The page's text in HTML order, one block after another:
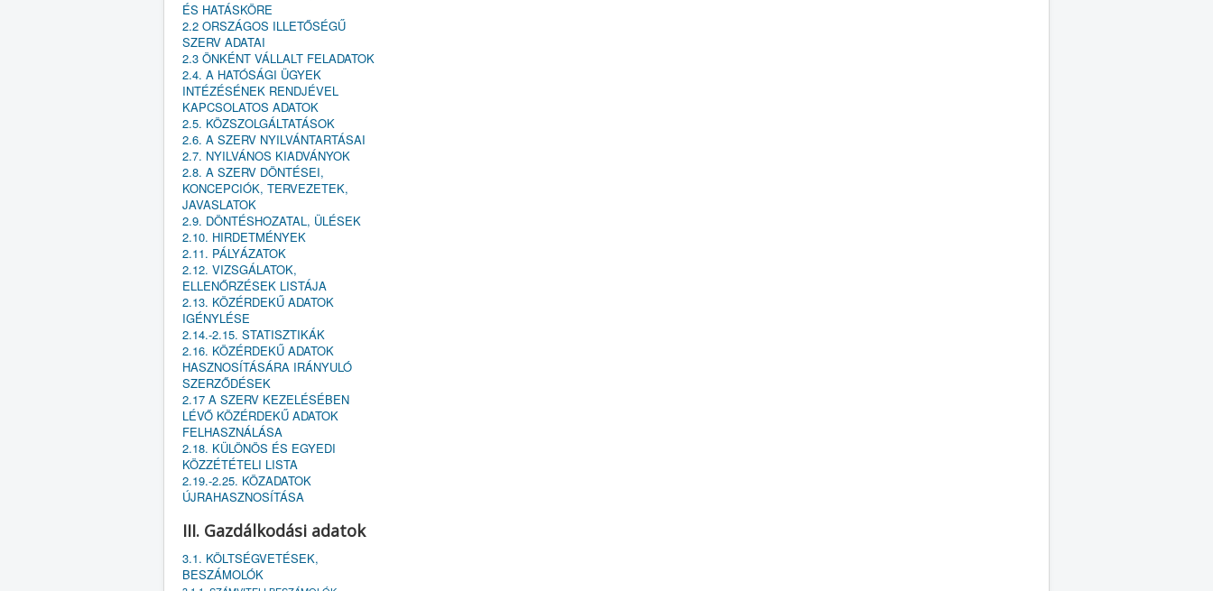
ÉS HATÁSKÖRE
2.2 ORSZÁGOS ILLETŐSÉGŰ
SZERV ADATAI
2.3 ÖNKÉNT VÁLLALT FELADATOK
2.4. A HATÓSÁGI ÜGYEK
INTÉZÉSÉNEK RENDJÉVEL
KAPCSOLATOS ADATOK
2.5. KÖZSZOLGÁLTATÁSOK
2.6. A SZERV NYILVÁNTARTÁSAI
2.7. NYILVÁNOS KIADVÁNYOK
2.8. A SZERV DÖNTÉSEI,
KONCEPCIÓK, TERVEZETEK,
JAVASLATOK
2.9. DÖNTÉSHOZATAL, ÜLÉSEK
2.10. HIRDETMÉNYEK
2.11. PÁLYÁZATOK
2.12. VIZSGÁLATOK,
ELLENŐRZÉSEK LISTÁJA
2.13. KÖZÉRDEKŰ ADATOK
IGÉNYLÉSE
2.14.-2.15. STATISZTIKÁK
2.16. KÖZÉRDEKŰ ADATOK
HASZNOSÍTÁSÁRA IRÁNYULÓ
SZERZŐDÉSEK
2.17 A SZERV KEZELÉSÉBEN
LÉVŐ KÖZÉRDEKŰ ADATOK
FELHASZNÁLÁSA
2.18. KÜLÖNÖS ÉS EGYEDI
KÖZZÉTÉTELI LISTA
2.19.-2.25. KÖZADATOK
ÚJRAHASZNOSÍTÁSA
III. Gazdálkodási adatok
3.1. KÖLTSÉGVETÉSEK,
BESZÁMOLÓK